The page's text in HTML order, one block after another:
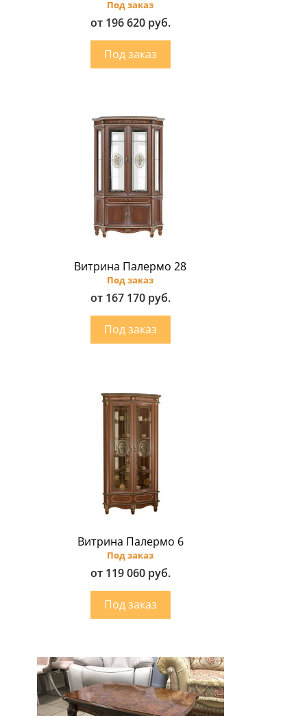
Под заказ
от 196 620 руб.
Витрина Палермо 28
Под заказ
от 167 170 руб.
Витрина Палермо 6
Под заказ
от 119 060 руб.